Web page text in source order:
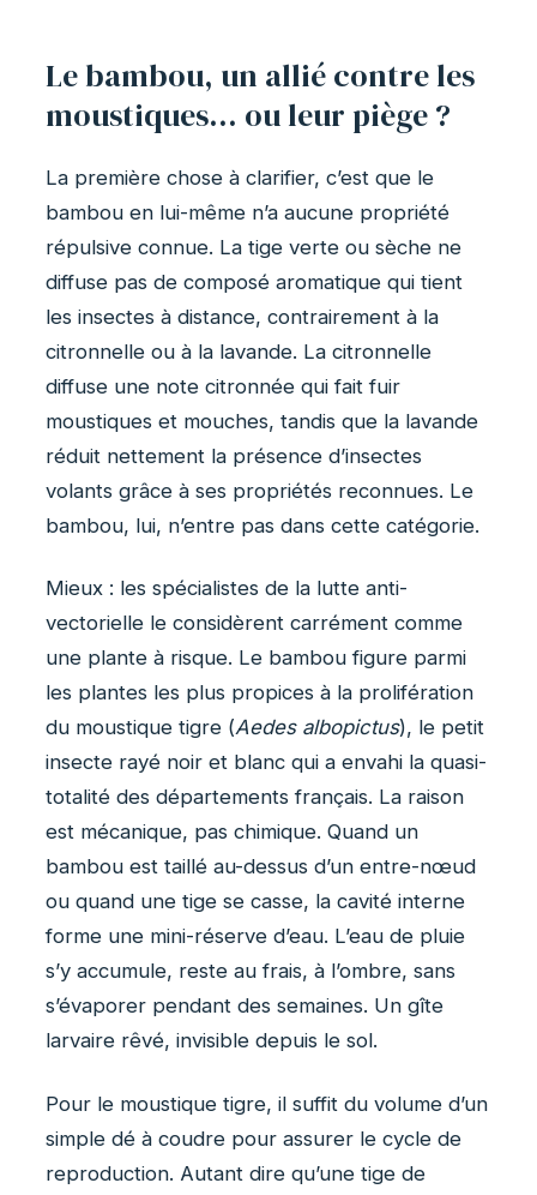
Le bambou, un allié contre les
moustiques… ou leur piège ?
La première chose à clarifier, c’est que le
bambou en lui-même n’a aucune propriété
répulsive connue. La tige verte ou sèche ne
diffuse pas de composé aromatique qui tient
les insectes à distance, contrairement à la
citronnelle ou à la lavande. La citronnelle
diffuse une note citronnée qui fait fuir
moustiques et mouches, tandis que la lavande
réduit nettement la présence d’insectes
volants grâce à ses propriétés reconnues. Le
bambou, lui, n’entre pas dans cette catégorie.
Mieux : les spécialistes de la lutte anti-
vectorielle le considèrent carrément comme
une plante à risque. Le bambou figure parmi
les plantes les plus propices à la prolifération
du moustique tigre (Aedes albopictus), le petit
insecte rayé noir et blanc qui a envahi la quasi-
totalité des départements français. La raison
est mécanique, pas chimique. Quand un
bambou est taillé au-dessus d’un entre-nœud
ou quand une tige se casse, la cavité interne
forme une mini-réserve d’eau. L’eau de pluie
s’y accumule, reste au frais, à l’ombre, sans
s’évaporer pendant des semaines. Un gîte
larvaire rêvé, invisible depuis le sol.
Pour le moustique tigre, il suffit du volume d’un
simple dé à coudre pour assurer le cycle de
reproduction. Autant dire qu’une tige de